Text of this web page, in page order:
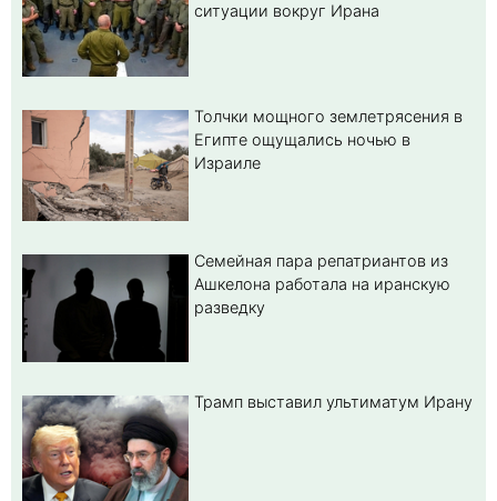
ситуации вокруг Ирана
Толчки мощного землетрясения в
Египте ощущались ночью в
Израиле
Семейная пара репатриантов из
Ашкелона работала на иранскую
разведку
Трамп выставил ультиматум Ирану